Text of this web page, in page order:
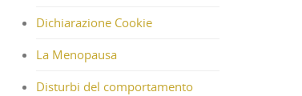
Dichiarazione Cookie
La Menopausa
Disturbi del comportamento